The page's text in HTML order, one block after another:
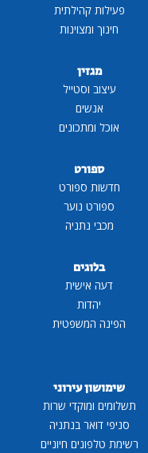
פעילות קהילתית
חינוך ומצוינות
מגזין
עיצוב וסטייל
אנשים
אוכל ומתכונים
ספורט
חדשות ספורט
ספורט נוער
מכבי נתניה
בלוגים
דעה אישית
יהדות
הפינה המשפטית
שימושון עירוני
תשלומים ומוקדי שרות
סניפי דואר בנתניה
רשימת טלפונים חיוניים